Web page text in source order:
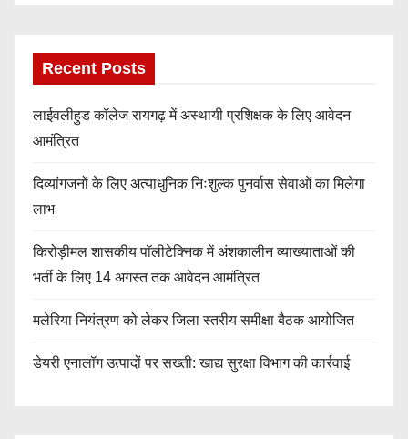
Recent Posts
लाईवलीहुड कॉलेज रायगढ़ में अस्थायी प्रशिक्षक के लिए आवेदन
आमंत्रित
दिव्यांगजनों के लिए अत्याधुनिक निःशुल्क पुनर्वास सेवाओं का मिलेगा
लाभ
किरोड़ीमल शासकीय पॉलीटेक्निक में अंशकालीन व्याख्याताओं की
भर्ती के लिए 14 अगस्त तक आवेदन आमंत्रित
मलेरिया नियंत्रण को लेकर जिला स्तरीय समीक्षा बैठक आयोजित
डेयरी एनालॉग उत्पादों पर सख्ती: खाद्य सुरक्षा विभाग की कार्रवाई